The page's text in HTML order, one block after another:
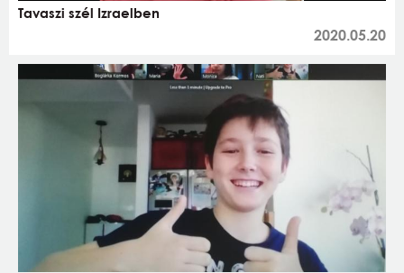
Tavaszi szél Izraelben
2020.05.20